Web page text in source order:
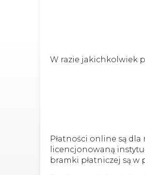
W razie jakichkolwiek
Płatności online są
licencjonowaną
bramki płatniczej są w